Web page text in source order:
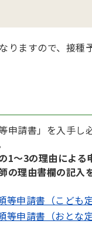
りますので、接種
申請書」を入手
1～3の理由による
の理由書欄の記入
等申請書（こども
等申請書（おとな